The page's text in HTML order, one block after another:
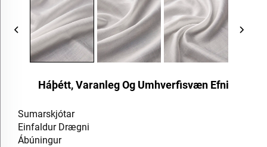
Háþétt, Varanleg Og Umhverfisvæn Efni
Sumarskjótar
Einfaldur Drægni
Ábúningur